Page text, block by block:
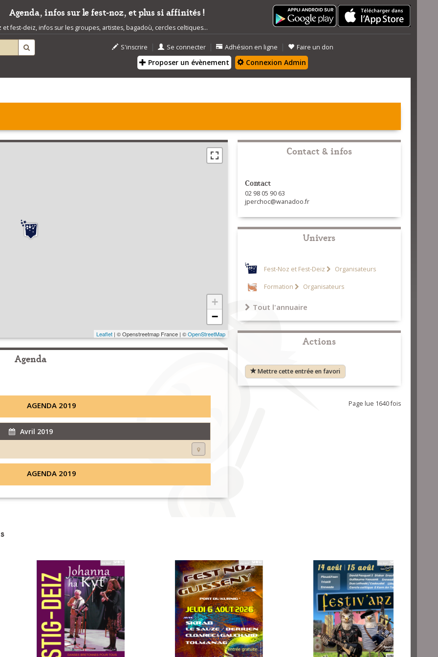
Agenda, infos sur le fest-noz, et plus si affinités !
fest-deiz, infos sur les groupes, artistes, bagadoù, cercles celtiques...
S'inscrire | Se connecter | Adhésion en ligne | Faire un don
Proposer un évènement Connexion Admin
+
−
Leaflet| © Openstreetmap France | ©OpenStreetMap
Agenda
AGENDA 2019
Avril 2019
AGENDA 2019
Contact & infos
Contact
02 98 05 90 63
jperchoc@wanadoo.fr
Univers
Fest-Noz et Fest-Deiz Organisateurs
Formation Organisateurs
Tout l'annuaire
Actions
Mettre cette entrée en favori
Page lue 1640 fois